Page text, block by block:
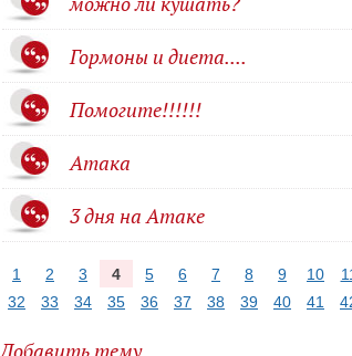
Гормоны и диета....
Помогите!!!!!!
Атака
3 дня на Атаке
1 2 3 4 5 6 7 8 9 10
32
33 34 35 36 37 38 39 40 41
Добавить тему